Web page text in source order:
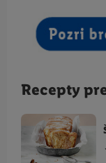
Recepty